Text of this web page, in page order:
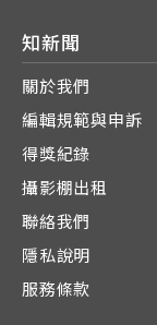
知新聞
關於我們
編輯規範與申訴
得獎紀錄
攝影棚出租
聯絡我們
隱私說明
服務條款